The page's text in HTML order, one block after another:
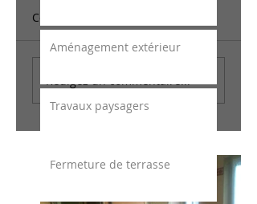
Commentaires
Aménagement extérieur
Travaux paysagers
Fermeture de terrasse